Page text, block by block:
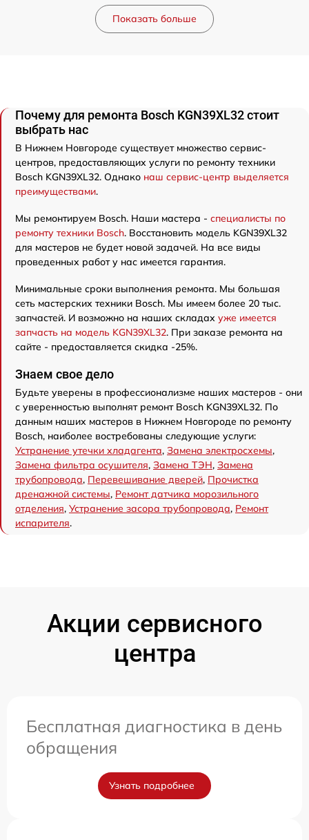
Показать больше
Почему для ремонта Bosch KGN39XL32 стоит
выбрать нас
В Нижнем Новгороде существует множество сервис-
центров, предоставляющих услуги по ремонту техники
Bosch KGN39XL32. Однако наш сервис-центр выделяется
преимуществами.
Мы ремонтируем Bosch. Наши мастера - специалисты по
ремонту техники Bosch. Восстановить модель KGN39XL32
для мастеров не будет новой задачей. На все виды
проведенных работ у нас имеется гарантия.
Минимальные сроки выполнения ремонта. Мы большая
сеть мастерских техники Bosch. Мы имеем более 20 тыс.
запчастей. И возможно на наших складах уже имеется
запчасть на модель KGN39XL32. При заказе ремонта на
сайте - предоставляется скидка -25%.
Знаем свое дело
Будьте уверены в профессионализме наших мастеров - они
с уверенностью выполнят ремонт Bosch KGN39XL32. По
данным наших мастеров в Нижнем Новгороде по ремонту
Bosch, наиболее востребованы следующие услуги:
Устранение утечки хладагента, Замена электросхемы,
Замена фильтра осушителя, Замена ТЭН, Замена
трубопровода, Перевешивание дверей, Прочистка
дренажной системы, Ремонт датчика морозильного
отделения, Устранение засора трубопровода, Ремонт
испарителя.
Акции сервисного
центра
Бесплатная диагностика в день
обращения
Узнать подробнее